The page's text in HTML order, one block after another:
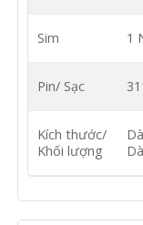
Sim 1
Pin/ Sạc
Kích thước/
Khối lượng